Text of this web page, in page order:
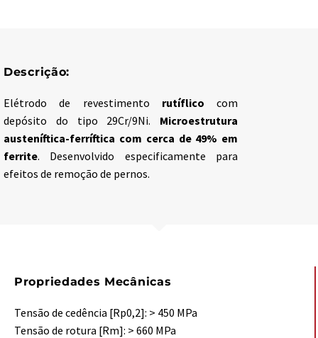
Descrição:
Elétrodo de revestimento rutíflico com
depósito do tipo 29Cr/9Ni. Microestrutura
austeníftica-ferríftica com cerca de 49% em
ferrite. Desenvolvido especificamente para
efeitos de remoção de pernos.
Propriedades Mecânicas
Tensão de cedência [Rp0,2]: > 450 MPa
Tensão de rotura [Rm]: > 660 MPa